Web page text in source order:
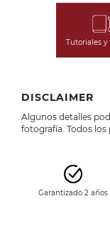
Tutoriales
DISCLAIMER
Algunos detalles
fotografía. Todos
Garantizado 2 años